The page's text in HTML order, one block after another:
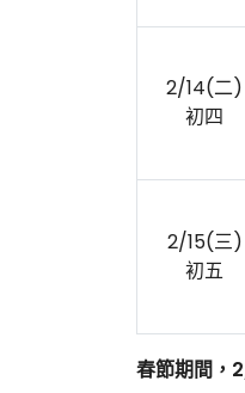
2/14(二)
初四
2/15(三)
初五
春節期間，